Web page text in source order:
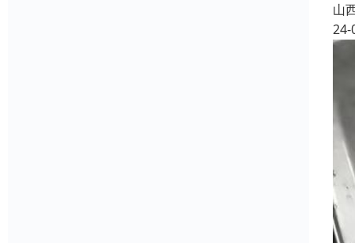
山
24-